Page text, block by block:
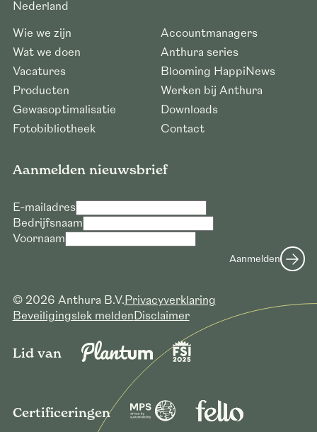
Nederland
Wie we zijn
Wat we doen
Vacatures
Producten
Gewasoptimalisatie
Fotobibliotheek
Accountmanagers
Anthura series
Blooming HappiNews
Werken bij Anthura
Downloads
Contact
Aanmelden nieuwsbrief
E-mailadres
Bedrijfsnaam
Voornaam
Aanmelden
© 2026 Anthura B.V.Privacyverklaring
Beveiligingslek meldenDisclaimer
Lid van
Certificeringen